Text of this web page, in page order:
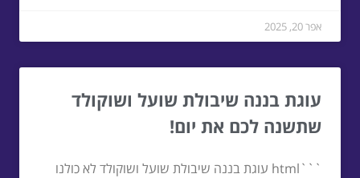
אפר 20, 2025
עוגת בננה שיבולת שועל ושוקולד
שתשנה לכם את יום!
```html עוגת בננה שיבולת שועל ושוקולד לא כולנו